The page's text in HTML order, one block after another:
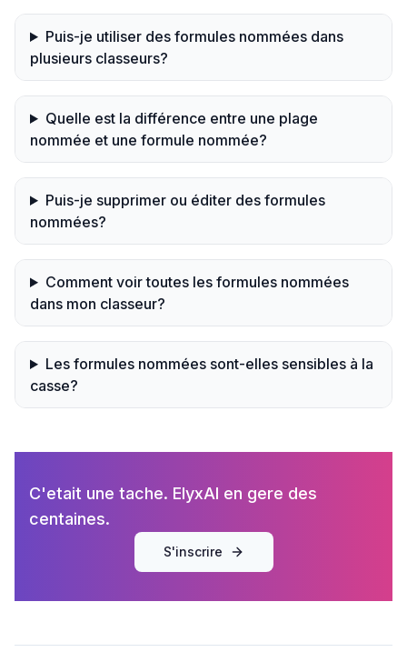
Puis-je utiliser des formules nommées dans
plusieurs classeurs?
Quelle est la différence entre une plage
nommée et une formule nommée?
Puis-je supprimer ou éditer des formules
nommées?
Comment voir toutes les formules nommées
dans mon classeur?
Les formules nommées sont-elles sensibles à la
casse?
C'etait une tache. ElyxAI en gere des
centaines.
S'inscrire